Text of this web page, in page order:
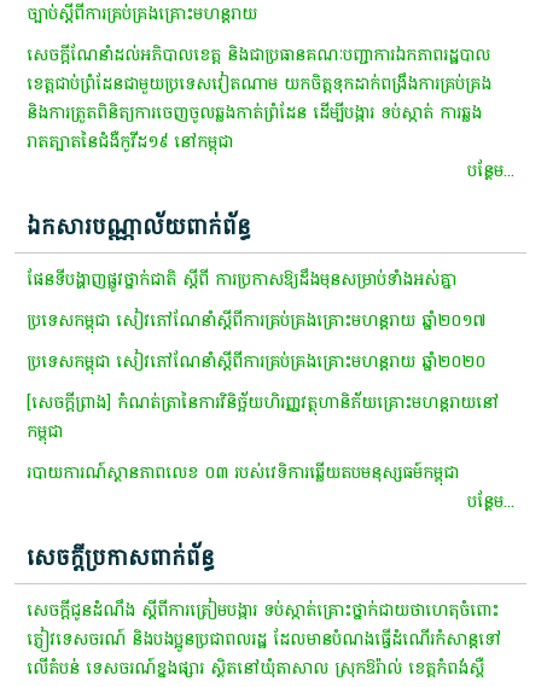
ច្បាប់ស្តីពីការគ្រប់គ្រងគ្រោះមហន្តរាយ
សេចក្តីណែនាំ​ដល់​អភិបាលខេត្ត​ និង​ជា​ប្រធាន​គណៈ​បញ្ជាការ​ឯកភាព​រដ្ឋបាល​
ខេត្ត​ជាប់​ព្រំដែន​ជាមួយ​ប្រទេស​វៀតណាម​ យកចិត្តទុកដាក់​ពង្រឹង​ការ​គ្រប់គ្រង​
និង​ការ​ត្រួតពិនិត្យ​ការ​ចេញចូល​ឆ្លងកាត់​ព្រំដែន​ ដើម្បី​បង្ការ​ ទប់ស្កាត់​ ការ​ឆ្លង​
រាតត្បាត​នៃ​ជំងឺ​កូ​វី​ដ​១៩​ នៅ​កម្ពុជា​
បន្ថែម...
ឯកសារបណ្ណាល័យពាក់ព័ន្ធ
ផែនទីបង្ហាញផ្លូវថ្នាក់ជាតិ ស្តីពី ការប្រកាសឱ្យដឹងមុនសម្រាប់ទាំងអស់គ្នា
ប្រទេសកម្ពុជា សៀវភៅណែនាំស្តីពីការគ្រប់គ្រងគ្រោះមហន្តរាយ ឆ្នាំ២០១៧
ប្រទេសកម្ពុជា សៀវភៅណែនាំស្តីពីការគ្រប់គ្រងគ្រោះមហន្តរាយ ឆ្នាំ២០២០
[សេចក្តីព្រាង] កំណត់ត្រានៃការវិនិច្ឆ័យហិរញ្ញវត្ថុហានិភ័យគ្រោះមហន្តរាយនៅ
កម្ពុជា
របាយការណ៍​ស្ថានភាព​លេខ​ ០៣​ របស់​វេទិការ​ឆ្លើយ​តប​មនុស្ស​ធ​ម៍​កម្ពុជា​
បន្ថែម...
សេចក្តីប្រកាសពាក់ព័ន្ធ
សេចក្តីជូនដំណឹង ស្តី​ពី​ការ​ត្រៀម​បង្ការ​ ទប់ស្កាត់​គ្រោះថ្នាក់​ជាយថាហេតុ​ចំពោះ​
ភ្ញៀវ​ទេសចរណ៍​ និង​បងប្អូន​ប្រជាពលរដ្ឋ​ ដែល​មាន​បំណង​ធ្វើ​ដំណើរ​កំសាន្ត​ទៅ​
លើ​តំបន់​ ទេសចរណ៍​ខ្នង​ផ្សារ​ ស្ថិត​នៅ​ឃុំ​តា​សាល​ ស្រុក​ឱ​រ៉ា​ល់​ ខេត្តកំពង់ស្ពឺ​